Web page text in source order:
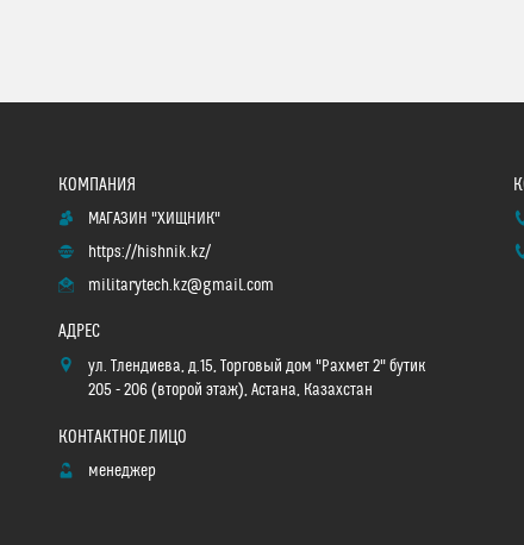
МАГАЗИН "ХИЩНИК"
https://hishnik.kz/
militarytech.kz@gmail.com
ул. Тлендиева, д.15, Торговый дом "Рахмет 2" бутик
205 - 206 (второй этаж), Астана, Казахстан
менеджер